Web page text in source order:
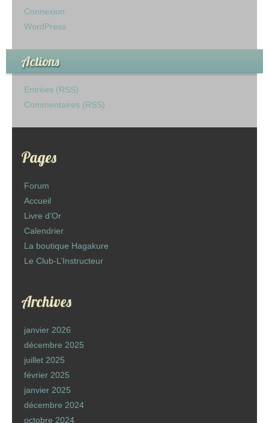
Connexion
WordPress
Actions
Entrées (RSS)
Commentaires (RSS)
Pages
Forum
Accueil
Livre d’Or
Calendrier
La boutique Hagakure
Le Club-L’Instructeur
Archives
janvier 2026
décembre 2025
juillet 2025
février 2025
janvier 2025
décembre 2024
octobre 2024